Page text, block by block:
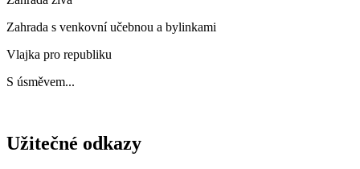
Zahrada s venkovní učebnou a bylinkami
Vlajka pro republiku
S úsměvem...
Užitečné odkazy